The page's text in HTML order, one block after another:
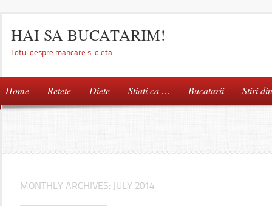
HAI SA BUCATARIM!
Totul despre mancare si dieta …
Home Retete Diete Stiati ca … Bucatarii Stiri
MONTHLY ARCHIVES: JULY 2014